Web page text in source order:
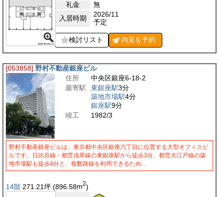
礼金
無
入居時期
2026/11
予定
検討リスト 内見を予約
[053858] 野村不動産銀座ビル
住所
中央区銀座6-18-2
最寄駅
東銀座駅3分
築地市場駅4分
銀座駅9分
竣工
1982/3
野村不動産銀座ビルは、東京都中央区銀座六丁目に位置する大型オフィスビ
ルです。日比谷線・都営浅草線の東銀座駅から徒歩3分、都営大江戸線の築
地市場駅も徒歩4分と、複数路線を利用できるため…
14階 271.21坪 (896.58m2)